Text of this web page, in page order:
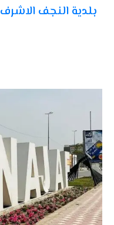
بلدية النجف الاشرف